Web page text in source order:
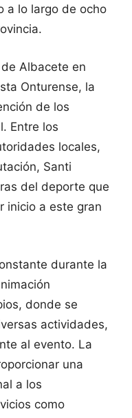
a lo largo de ocho
Albacete en
Onturense, la
de los
Entre los
locales,
Santi
del deporte que
inicio a este gran
durante la
donde se
actividades,
al evento. La
una
a los
como